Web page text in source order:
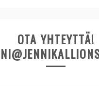
OTA YHTEYTTÄ!